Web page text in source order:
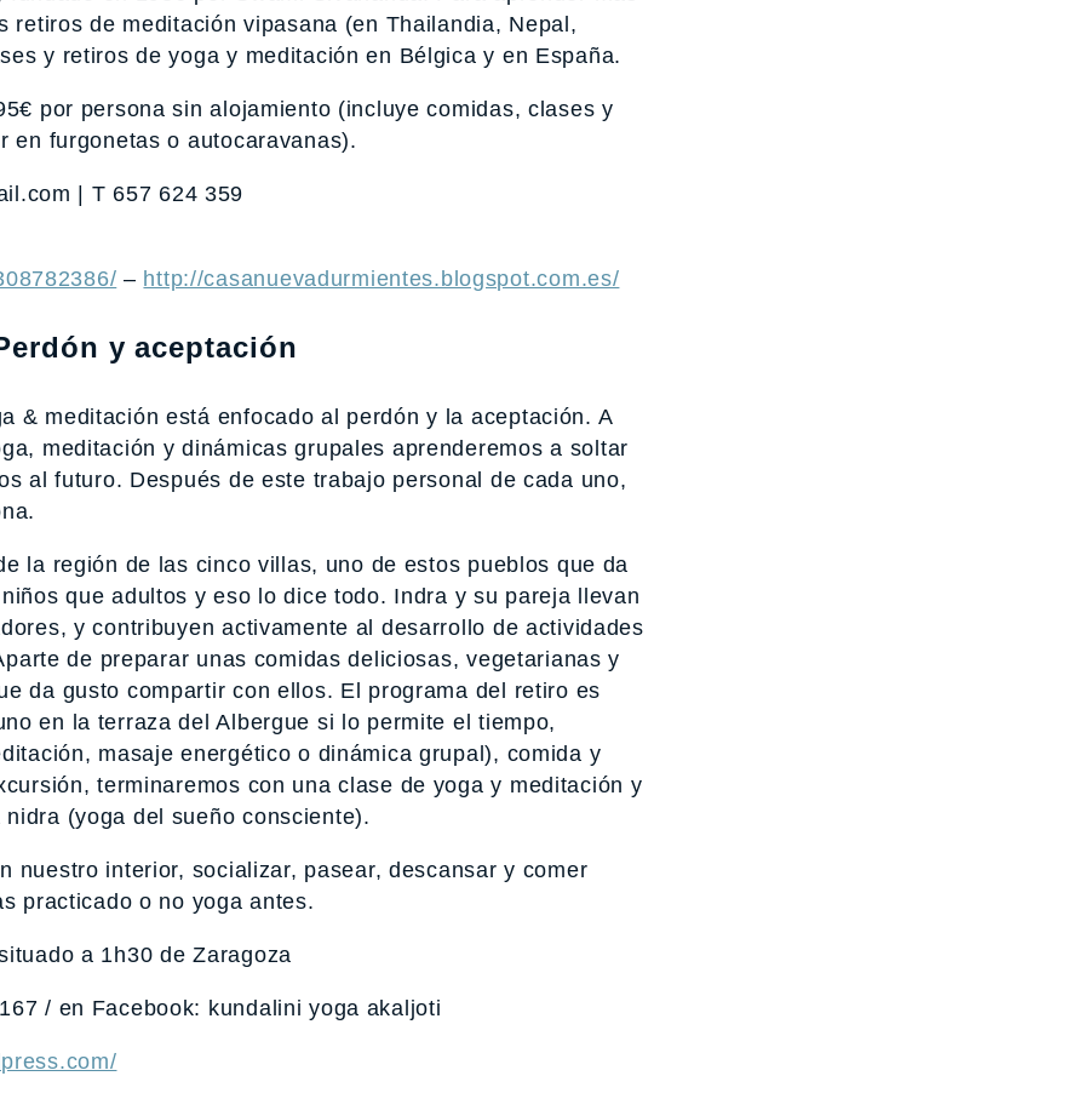
de meditación vipasana (en Thailandia, Nepal,
y retiros de yoga y meditación en Bélgica y en España.
por persona sin alojamiento (incluye comidas, clases y
en furgonetas o autocaravanas).
| T 657 624 359
– http://casanuevadurmientes.blogspot.com.es/
y aceptación
& meditación está enfocado al perdón y la aceptación. A
meditación y dinámicas grupales aprenderemos a soltar
al futuro. Después de este trabajo personal de cada uno,
la región de las cinco villas, uno de estos pueblos que da
que adultos y eso lo dice todo. Indra y su pareja llevan
y contribuyen activamente al desarrollo de actividades
de preparar unas comidas deliciosas, vegetarianas y
da gusto compartir con ellos. El programa del retiro es
en la terraza del Albergue si lo permite el tiempo,
masaje energético o dinámica grupal), comida y
terminaremos con una clase de yoga y meditación y
(yoga del sueño consciente).
nuestro interior, socializar, pasear, descansar y comer
practicado o no yoga antes.
a 1h30 de Zaragoza
/ en Facebook: kundalini yoga akaljoti